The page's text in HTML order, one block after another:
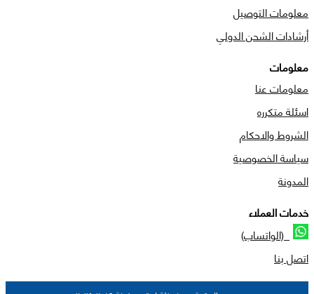
معلومات التوصيل
أرشادات الشحن الدولي
معلومات
معلومات عنا
اسئلة متكرره
الشروط والاحكام
سياسة الخصوصية
المدونة
خدمات العملاء
(الواتساب)
اتصل بنا